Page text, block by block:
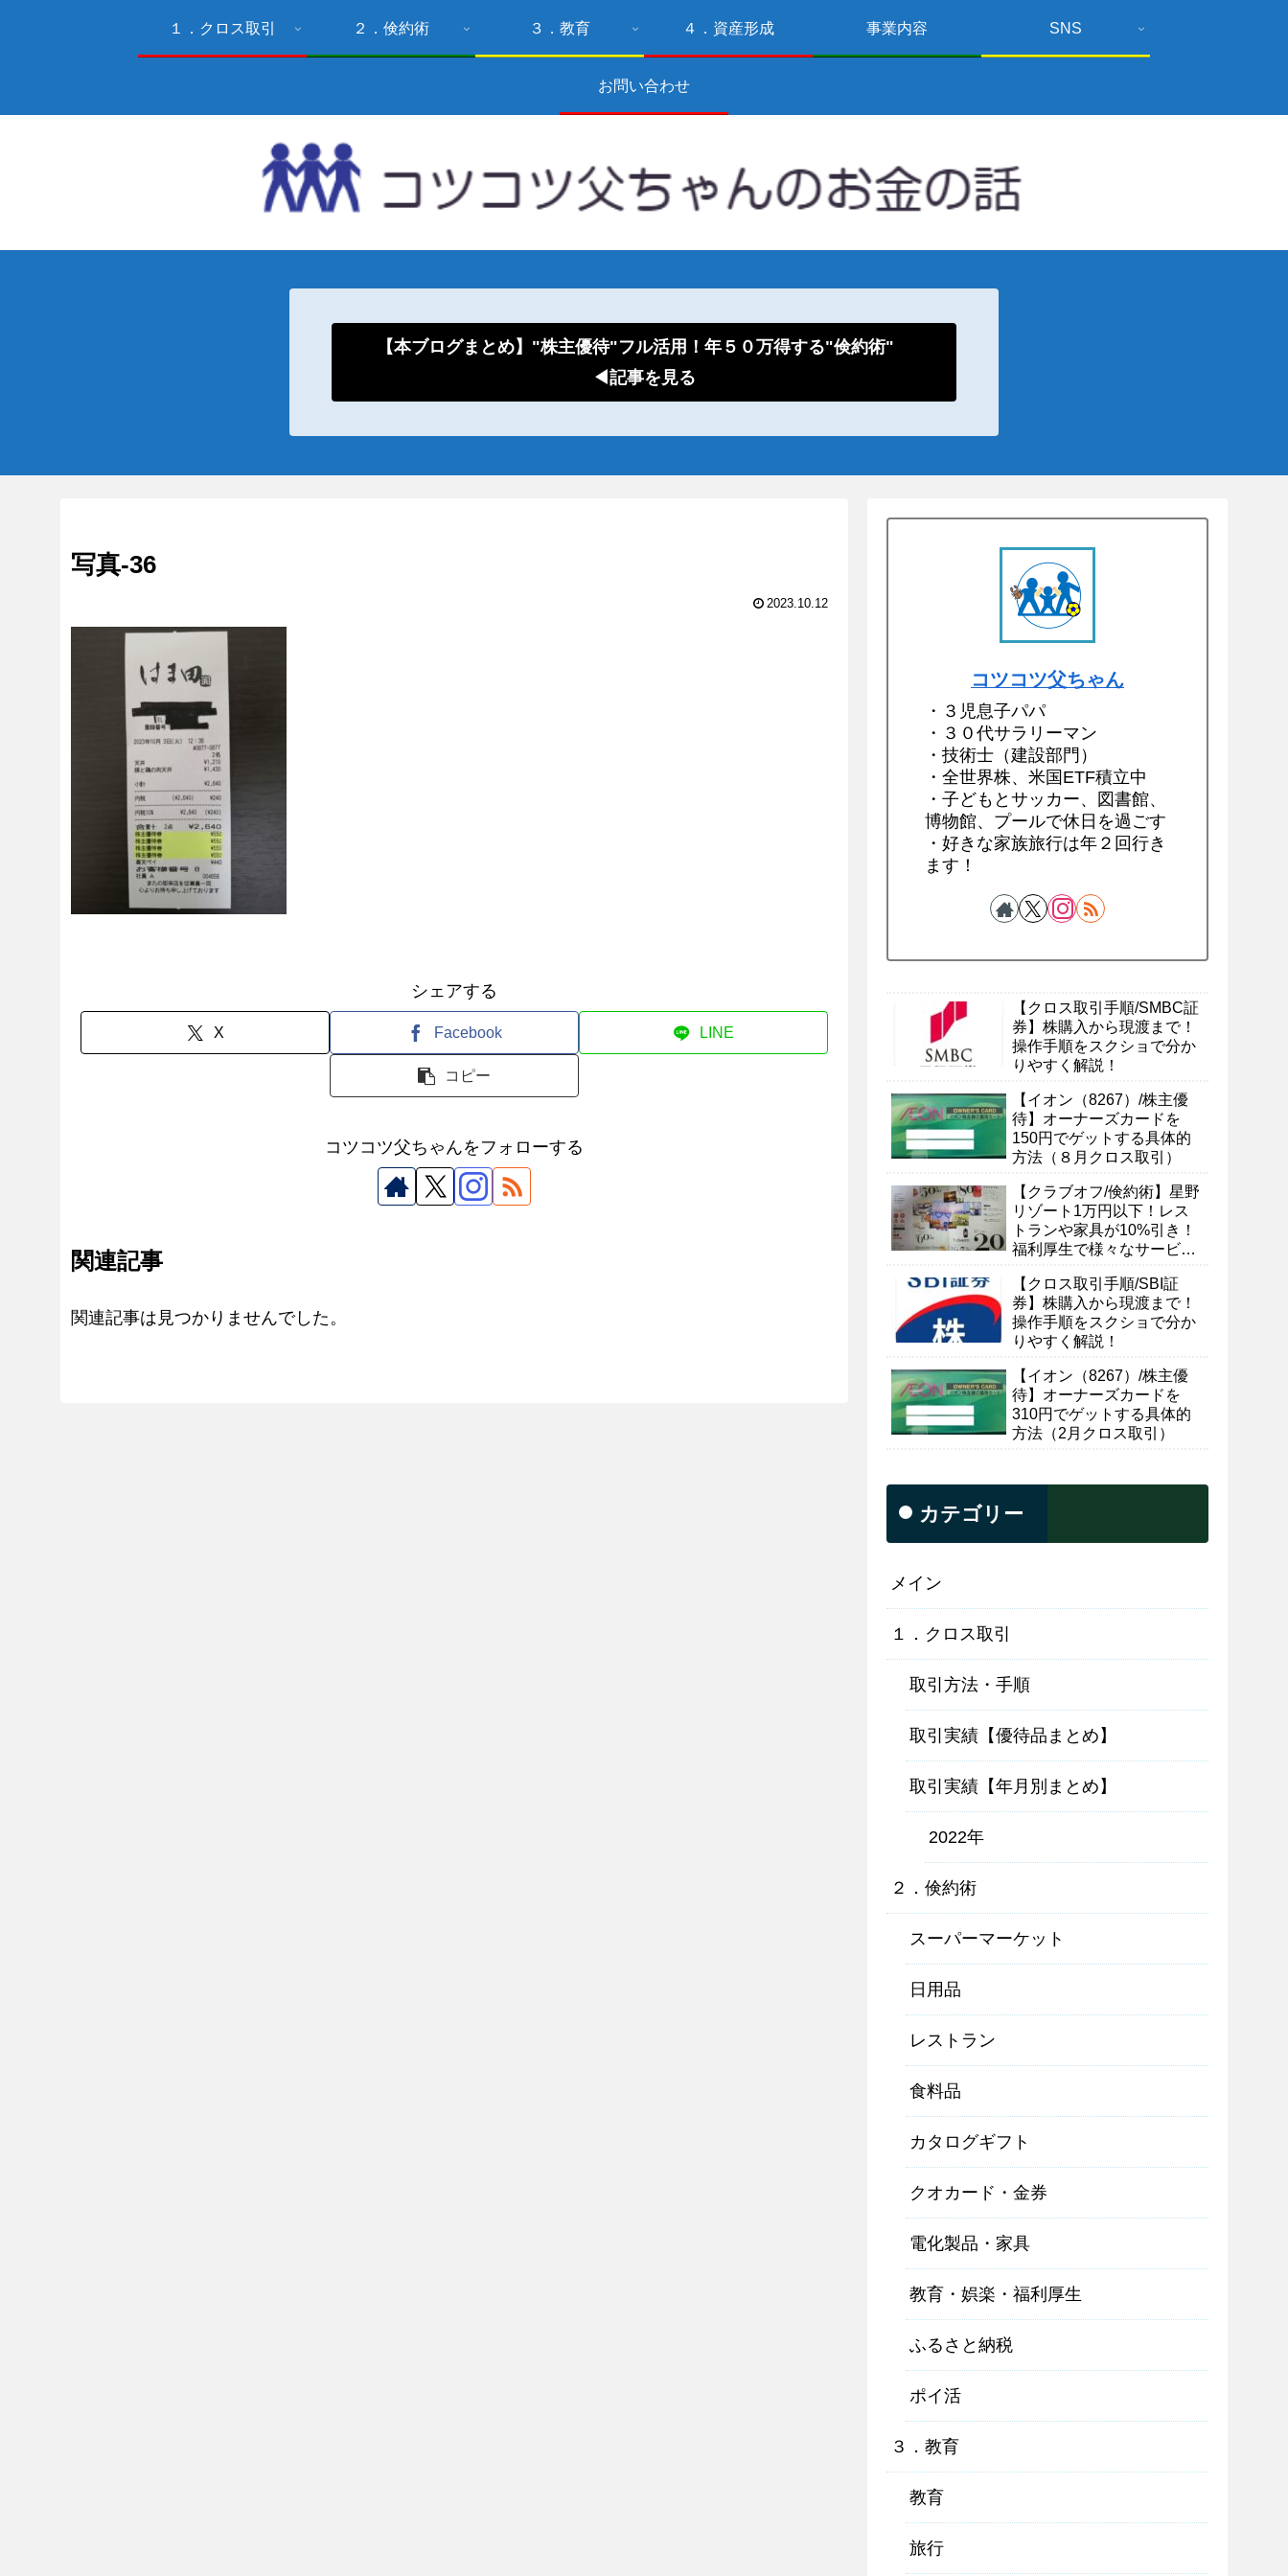
１．クロス取引 ２．倹約術 ３．教育 ４．資産形成 事業内容 SNS
お問い合わせ
【本ブログまとめ】"株主優待"フル活用！年５０万得する"倹約術"
◀記事を見る
写真-36
2023.10.12
シェアする
X Facebook LINE
コピー
コツコツ父ちゃんをフォローする
関連記事
関連記事は見つかりませんでした。
コツコツ父ちゃん
・３児息子パパ
・３０代サラリーマン
・技術士（建設部門）
・全世界株、米国ETF積立中
・子どもとサッカー、図書館、
博物館、プールで休日を過ごす
・好きな家族旅行は年２回行き
ます！
【クロス取引手順/SMBC証
券】株購入から現渡まで！
操作手順をスクショで分か
りやすく解説！
【イオン（8267）/株主優
待】オーナーズカードを
150円でゲットする具体的
方法（８月クロス取引）
【クラブオフ/倹約術】星野
リゾート1万円以下！レス
トランや家具が10%引き！
福利厚生で様々なサービス
【クロス取引手順/SBI証
券】株購入から現渡まで！
操作手順をスクショで分か
りやすく解説！
【イオン（8267）/株主優
待】オーナーズカードを
310円でゲットする具体的
方法（2月クロス取引）
カテゴリー
メイン
１．クロス取引
取引方法・手順
取引実績【優待品まとめ】
取引実績【年月別まとめ】
2022年
２．倹約術
スーパーマーケット
日用品
レストラン
食料品
カタログギフト
クオカード・金券
電化製品・家具
教育・娯楽・福利厚生
ふるさと納税
ポイ活
３．教育
教育
旅行